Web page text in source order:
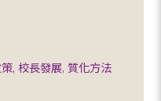
, 校長發展, 質化方法